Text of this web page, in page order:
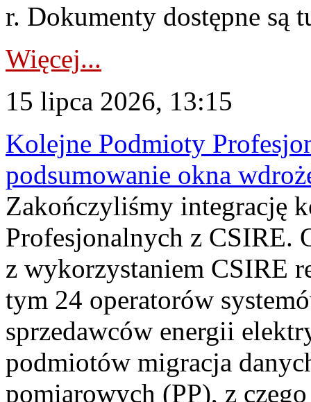
r. Dokumenty dostępne są
Więcej...
15 lipca 2026, 13:15
Kolejne Podmioty
podsumowanie okna
Zakończyliśmy integrację
Profesjonalnych z CSIRE.
z wykorzystaniem CSIRE
tym 24 operatorów
sprzedawców energii
podmiotów migracja
pomiarowych (PP), z